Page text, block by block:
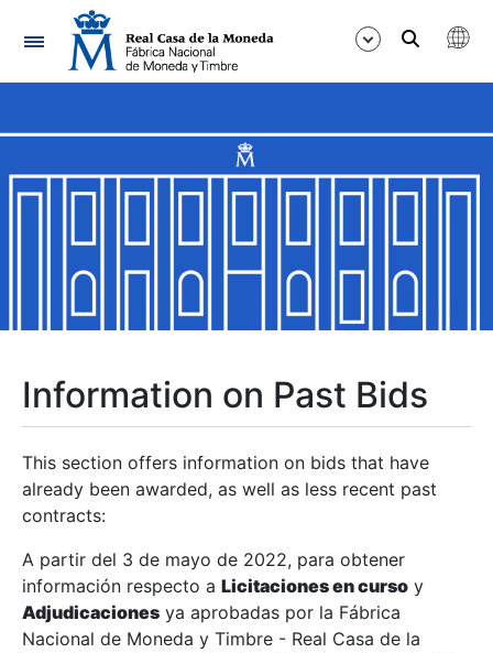
Navigation
Show/Hide
Show/Hide
Show/Hide
Show/Hide
Show/Hide
Information on Past Bids
This section offers information on bids that have
already been awarded, as well as less recent past
contracts:
A partir del 3 de mayo de 2022, para obtener
información respecto a Licitaciones en curso y
Adjudicaciones ya aprobadas por la Fábrica
Nacional de Moneda y Timbre - Real Casa de la